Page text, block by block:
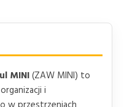
MINI(ZAW MINI) to
i